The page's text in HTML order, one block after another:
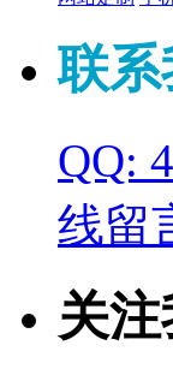
联系
QQ:
线留
关注